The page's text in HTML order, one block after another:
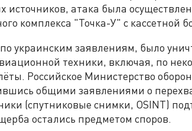
источников, атака была
комплекса "Точка-У" с кассетной
по украинским заявлениям, было
техники, включая, по
Российское Министерство
общими заявлениями о
(спутниковые снимки, OSINT)
остались предметом споров.